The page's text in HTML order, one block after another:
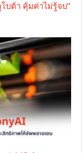
บต้า คุ้มค่าไม่รู้จบ”